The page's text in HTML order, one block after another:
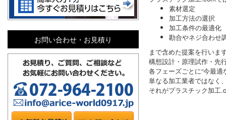
素材選定
加工方法の選択
加工条件の最適化
勘合やネジ合わせ
まで含めた提案を行いま
構想設計・原理試作・
各フェーズごとに“今最
単なる加工業者ではなく
それがプラスチック加工
お問い合わせ・お見積り